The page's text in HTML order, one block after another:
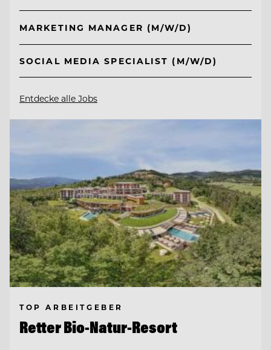
MARKETING MANAGER (M/W/D)
SOCIAL MEDIA SPECIALIST (M/W/D)
Entdecke alle Jobs
TOP ARBEITGEBER
Retter Bio-Natur-Resort